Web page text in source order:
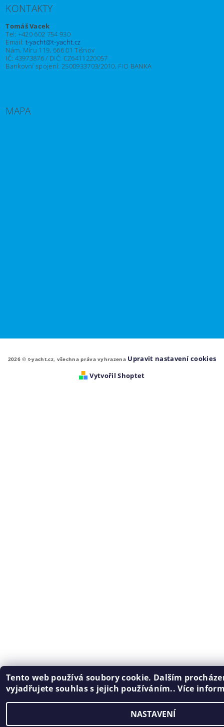
KONTAKTY
Tomáš Vacek
Tel: +420 602 754 930
Email: t-yacht@t-yacht.cz
Nám. Míru 119, 666 01 Tišnov
IČ: 43973876 / DIČ: CZ6411220057
Bankovní spojení: 2500933703/2010, FIO BANKA
MAPA
2026 © t-yacht.cz, všechna práva vyhrazena Upravit nastavení cookies
Vytvořil Shoptet
Tento web používá soubory cookie. Dalším
vyjadřujete souhlas s jejich používáním.. Více
NASTAVENÍ